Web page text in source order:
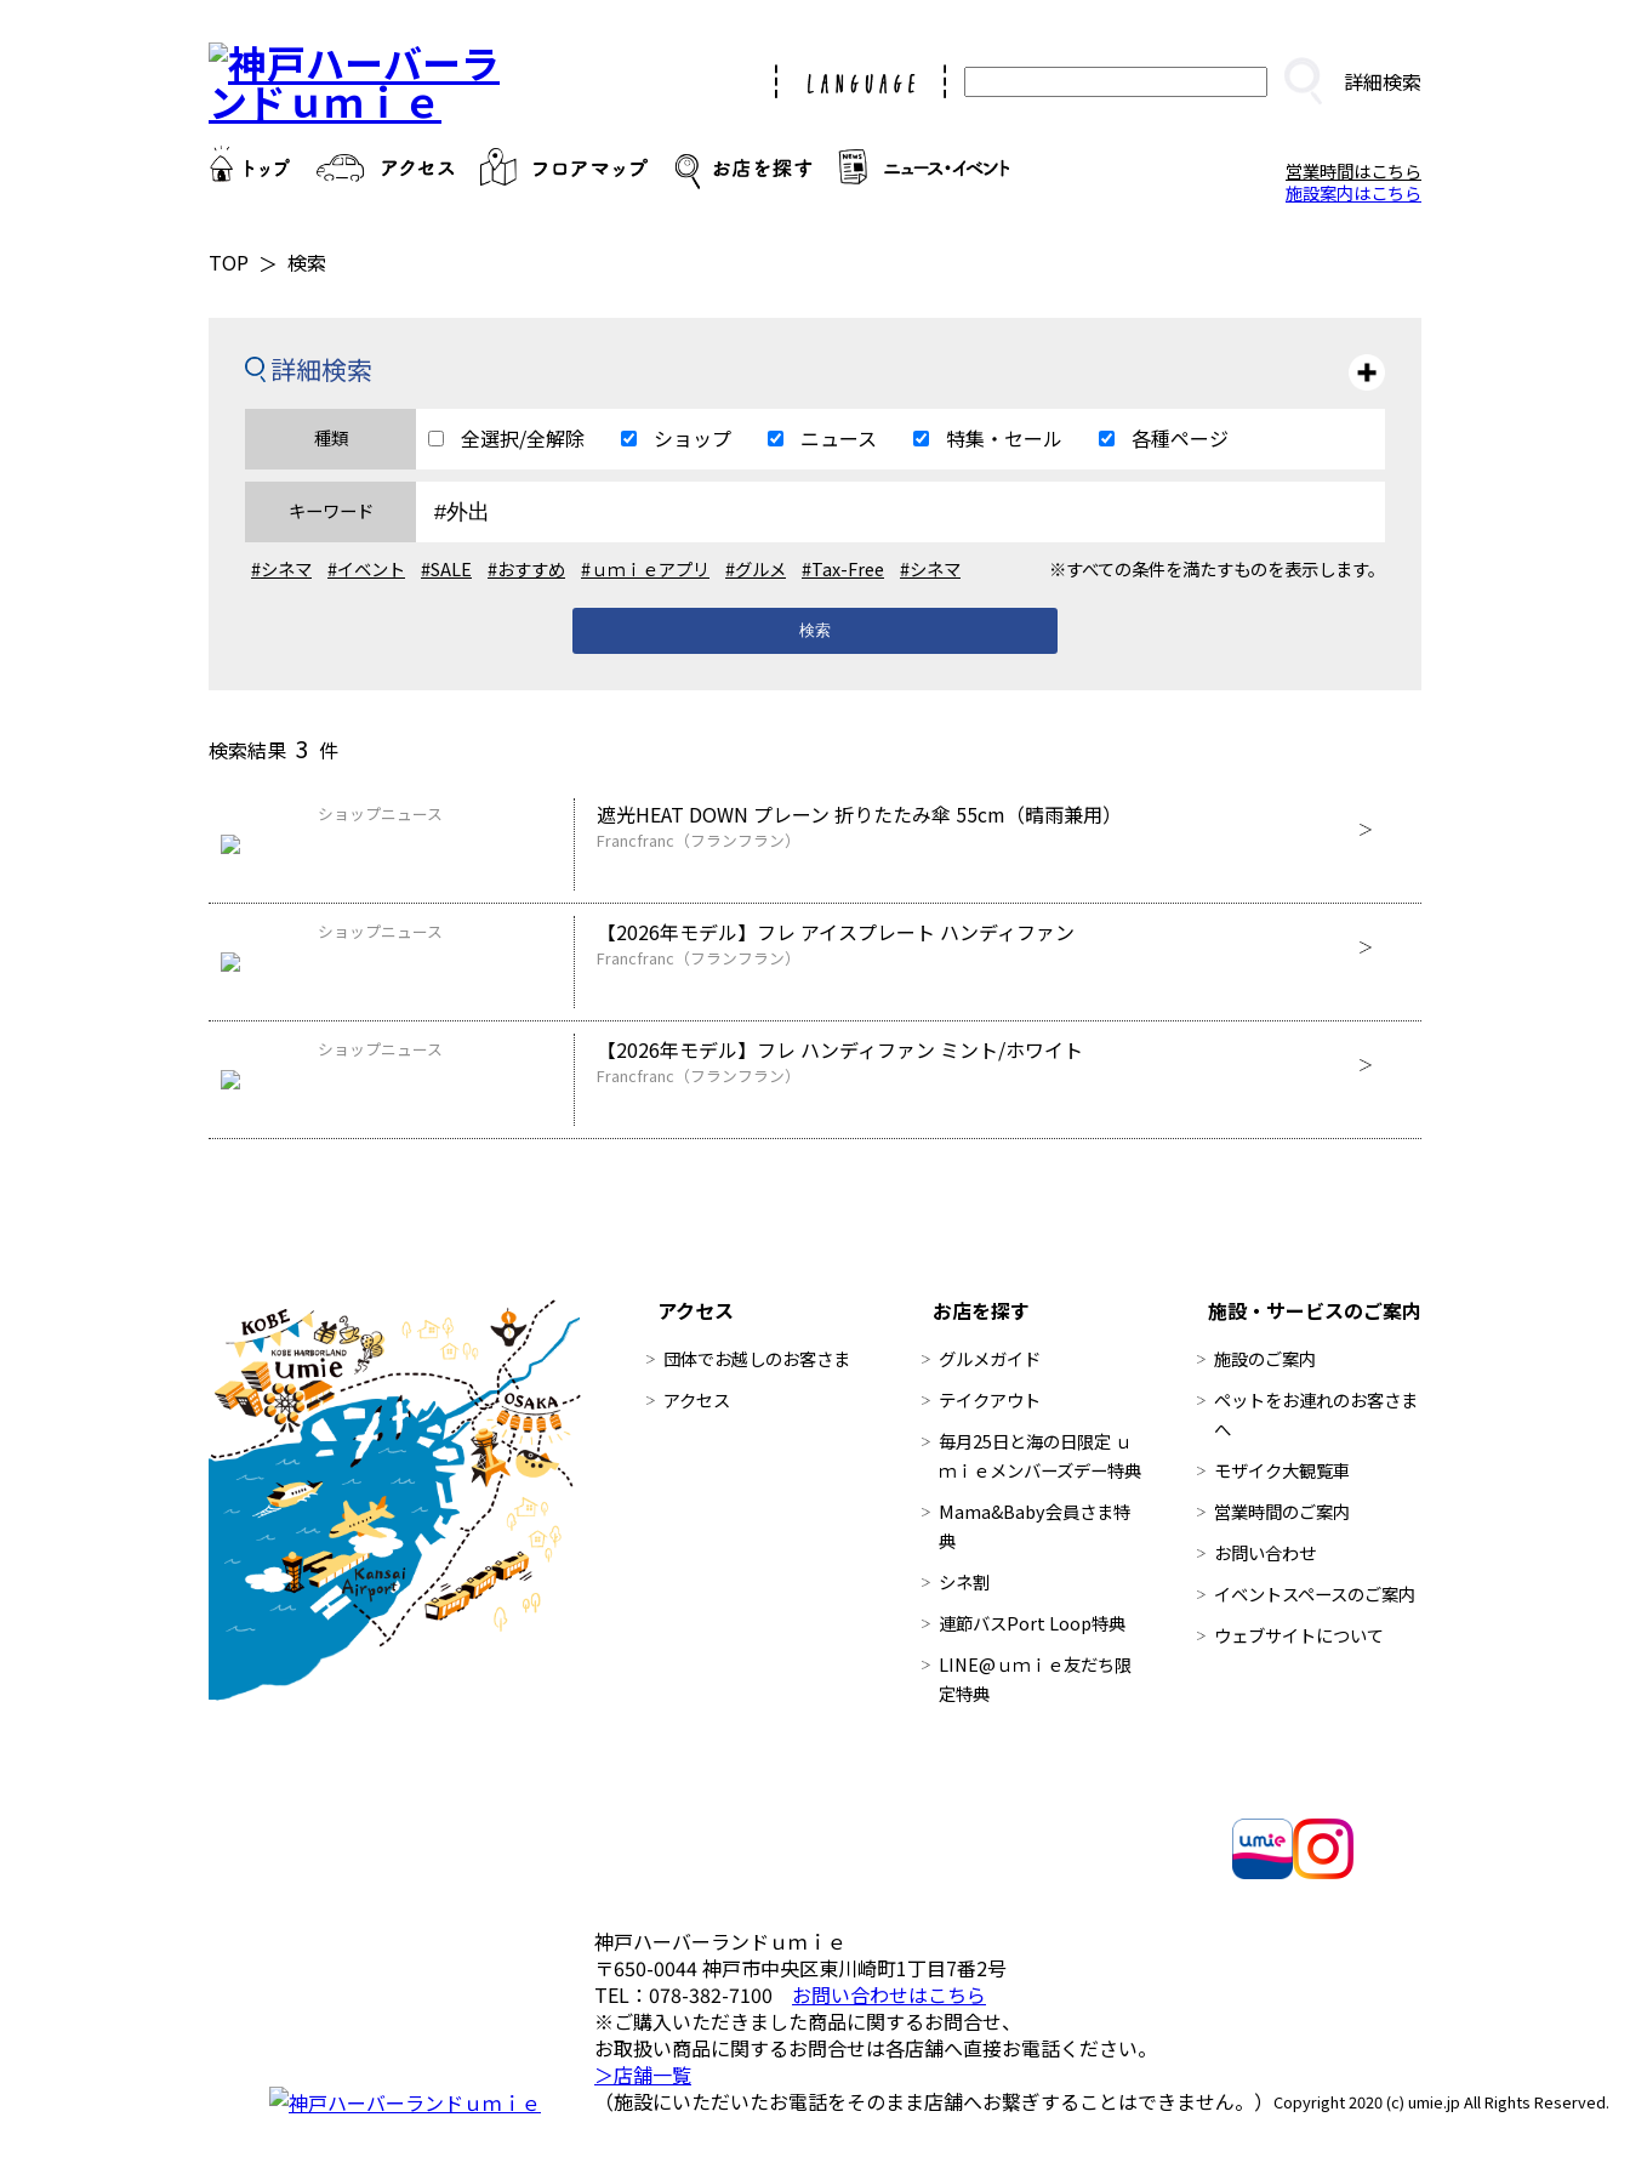
詳細検索
営業時間はこちら
施設案内はこちら
TOP 検索
詳細検索
種類 全選択/全解除 ショップ ニュース 特集・セール 各種ページ
キーワード
#シネマ #イベント #SALE #おすすめ #ｕｍｉｅアプリ #グルメ #Tax-Free #シネマ ※すべての条件を満たすものを表示します。
検索
検索結果 3 件
ショップニュース 遮光HEAT DOWN プレーン 折りたたみ傘 55cm（晴雨兼用）
Francfranc（フランフラン）
ショップニュース 【2026年モデル】フレ アイスプレート ハンディファン
Francfranc（フランフラン）
ショップニュース 【2026年モデル】フレ ハンディファン ミント/ホワイト
Francfranc（フランフラン）
アクセス
団体でお越しのお客さま
アクセス
お店を探す
グルメガイド
テイクアウト
毎月25日と海の日限定 ｕ
ｍｉｅメンバーズデー特典
Mama&Baby会員さま特
典
シネ割
連節バスPort Loop特典
LINE@ｕｍｉｅ友だち限
定特典
施設・サービスのご案内
施設のご案内
ペットをお連れのお客さま
へ
モザイク大観覧車
営業時間のご案内
お問い合わせ
イベントスペースのご案内
ウェブサイトについて
神戸ハーバーランドｕｍｉｅ
〒650-0044神戸市中央区東川崎町1丁目7番2号
TEL： 078-382-7100
お問い合わせはこちら
※ご購入いただきました商品に関するお問合せ、
お取扱い商品に関するお問合せは各店舗へ直接お電話ください。
＞店舗一覧
（施設にいただいたお電話をそのまま店舗へお繋ぎすることはできません。） Copyright 2020 (c) umie.jp All Rights Reserved.